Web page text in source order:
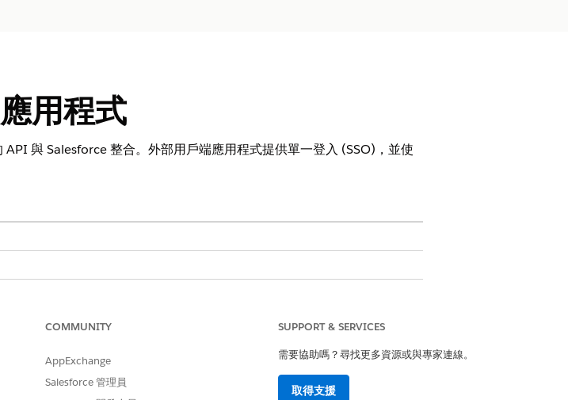
用程式
與 Salesforce 整合。外部用戶端應用程式提供單一登入 (SSO)，並使
建立、編輯和刪除外部用戶端應用程式
COMMUNITY
AppExchange
Salesforce 管理員
SUPPORT & SERVICES
需要協助嗎？尋找更多資源或與專家連線。
取得支援